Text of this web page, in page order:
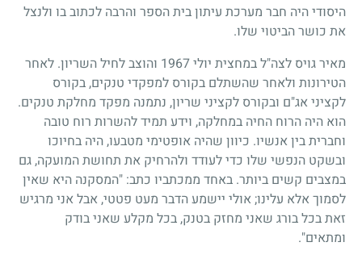
היסודי היה חבר מערכת עיתון בית הספר והרבה לכתוב בו ולנצל
את כושר הביטוי שלו.
מאיר גויס לצה"ל במחצית יולי1967 והוצב לחיל השריון. לאחר
הטירונות ולאחר שהשתלם בקורס למפקדי טנקים, בקורס
לקציני אג"ם ובקורס לקציני שריון, נתמנה מפקד מחלקת טנקים.
הוא היה הרוח החיה במחלקה, וידע תמיד להשרות רוח טובה
וחברית בין אנשיו. כיוון שהיה אופטימי מטבעו, היה בחיוכו
ובשקט הנפשי שלו כדי לעודד ולהרחיק את תחושת המועקה, גם
במצבים קשים ביותר. באחד ממכתביו כתב: "המסקנה היא שאין
לסמוך אלא עלינו; אולי יישמע הדבר מעט פטטי, אבל אני מרגיש
זאת בכל בורג שאני מחזק בטנק, בכל מקלע שאני בודק
ומתאים".